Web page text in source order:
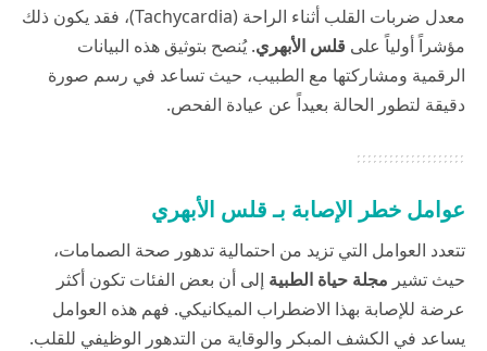
معدل ضربات القلب أثناء الراحة (Tachycardia)، فقد يكون ذلك
مؤشراً أولياً على قلس الأبهري. يُنصح بتوثيق هذه البيانات
الرقمية ومشاركتها مع الطبيب، حيث تساعد في رسم صورة
دقيقة لتطور الحالة بعيداً عن عيادة الفحص.
عوامل خطر الإصابة بـ قلس الأبهري
تتعدد العوامل التي تزيد من احتمالية تدهور صحة الصمامات،
حيث تشير مجلة حياة الطبية إلى أن بعض الفئات تكون أكثر
عرضة للإصابة بهذا الاضطراب الميكانيكي. فهم هذه العوامل
يساعد في الكشف المبكر والوقاية من التدهور الوظيفي للقلب.